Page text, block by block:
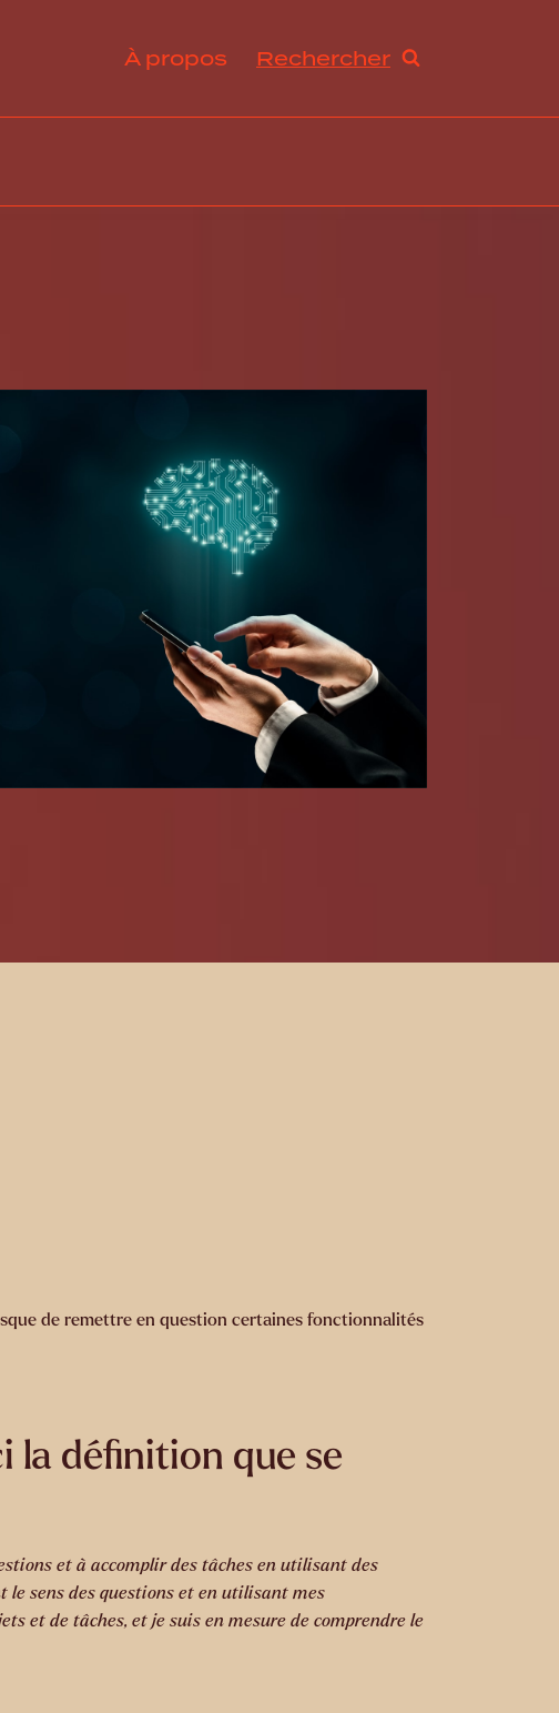
À propos Rechercher
excellence opérationnelle et stratégies RH
de remettre en question certaines fonctionnalités
la définition que se
et à accomplir des tâches en utilisant des
le sens des questions et en utilisant mes
et de tâches, et je suis en mesure de comprendre le